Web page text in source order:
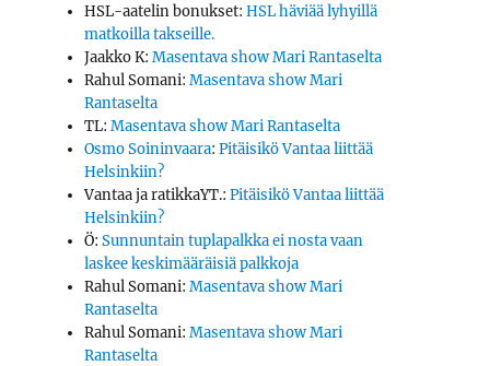
HSL-aatelin bonukset:HSL häviää lyhyillä
matkoilla takseille.
Jaakko K:Masentava show Mari Rantaselta
Rahul Somani:Masentava show Mari
Rantaselta
TL:Masentava show Mari Rantaselta
Osmo Soininvaara:Pitäisikö Vantaa liittää
Helsinkiin?
Vantaa ja ratikkaYT.:Pitäisikö Vantaa liittää
Helsinkiin?
Ö:Sunnuntain tuplapalkka ei nosta vaan
laskee keskimääräisiä palkkoja
Rahul Somani:Masentava show Mari
Rantaselta
Rahul Somani:Masentava show Mari
Rantaselta